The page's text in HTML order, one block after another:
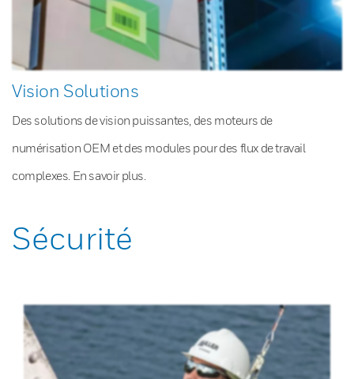
Vision Solutions
Des solutions de vision puissantes, des moteurs de
numérisation OEM et des modules pour des flux de travail
complexes. En savoir plus.
Sécurité